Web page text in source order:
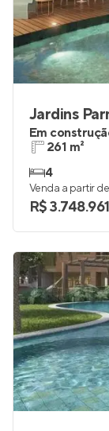
Jardins
Em
261 m²
4
Venda a partir de
R$ 3.748.961